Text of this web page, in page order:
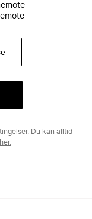
. Du kan alltid
her.